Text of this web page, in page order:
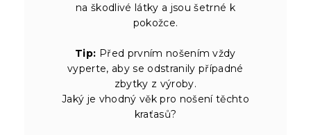
na škodlivé látky a jsou šetrné k
pokožce.
Tip: Před prvním nošením vždy
vyperte, aby se odstranily případné
zbytky z výroby.
Jaký je vhodný věk pro nošení těchto
kraťasů?